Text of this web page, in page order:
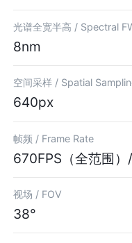
光谱全宽半高 / Spectral
8nm
空间采样 / Spatial
640px
帧频 / Frame Rate
670FPS（全范围）
视场 / FOV
38°